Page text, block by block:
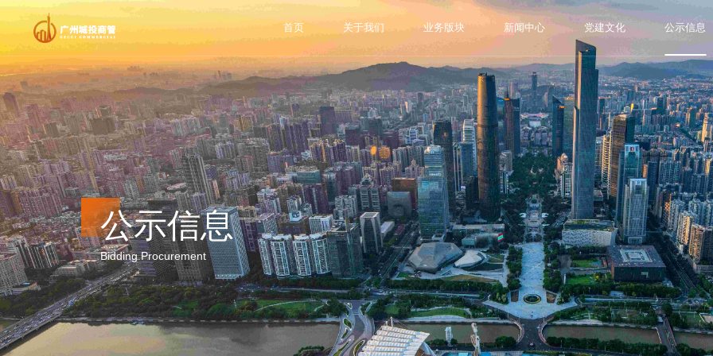
首页 关于我们 业务版块 新闻中心 党建文化 公示信息
公示信息
Bidding Procurement